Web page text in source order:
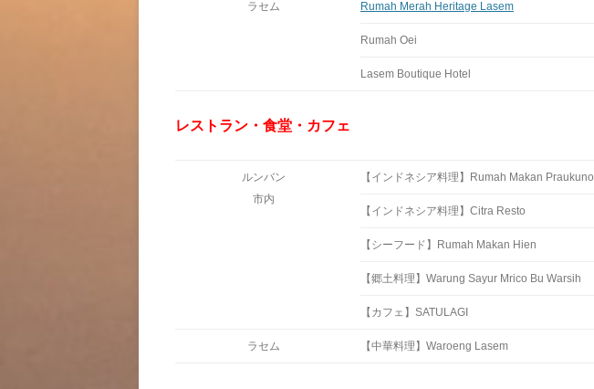
ラセム Rumah Merah Heritage Lasem
Rumah Oei
Lasem Boutique Hotel
レストラン・食堂・カフェ
ルンバン
市内
【インドネシア料理】Rumah Makan Praukuno
【インドネシア料理】Citra Resto
【シーフード】Rumah Makan Hien
【郷土料理】Warung Sayur Mrico Bu Warsih
【カフェ】SATULAGI
ラセム 【中華料理】Waroeng Lasem